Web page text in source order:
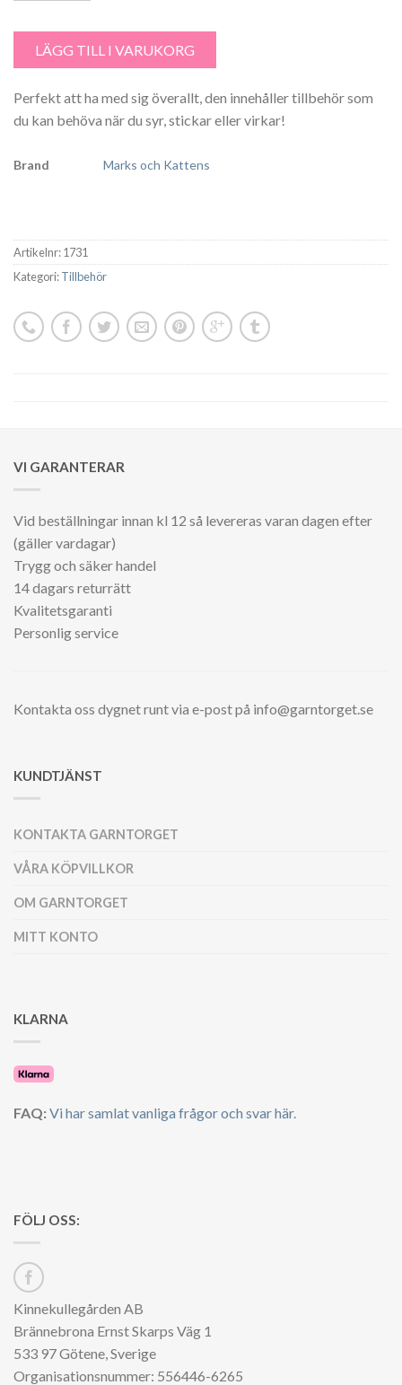
LÄGG TILL I VARUKORG
Perfekt att ha med sig överallt, den innehåller tillbehör som
du kan behöva när du syr, stickar eller virkar!
Brand Marks och Kattens
Artikelnr:1731
Kategori:Tillbehör
VI GARANTERAR
Vid beställningar innan kl 12 så levereras varan dagen efter
(gäller vardagar)
Trygg och säker handel
14 dagars returrätt
Kvalitetsgaranti
Personlig service
Kontakta oss dygnet runt via e-post på info@garntorget.se
KUNDTJÄNST
KONTAKTA GARNTORGET
VÅRA KÖPVILLKOR
OM GARNTORGET
MITT KONTO
KLARNA
FAQ:Vi har samlat vanliga frågor och svar här.
FÖLJ OSS:
Kinnekullegården AB
Brännebrona Ernst Skarps Väg 1
533 97 Götene, Sverige
Organisationsnummer: 556446-6265